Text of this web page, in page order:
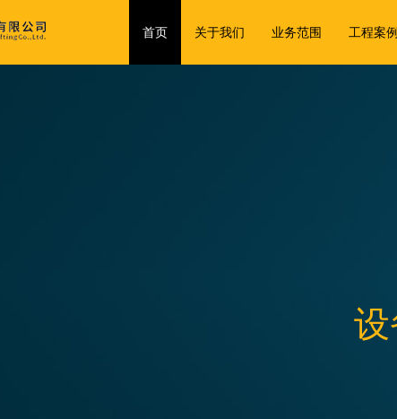
首页 关于我们 业务范围 工程案例